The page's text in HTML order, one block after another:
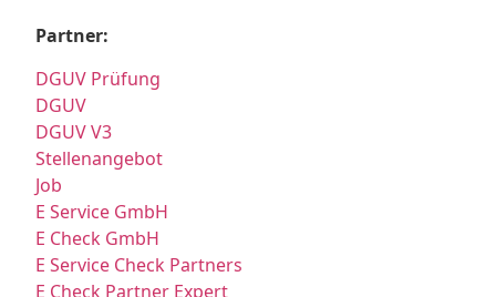
Partner:
DGUV Prüfung
DGUV
DGUV V3
Stellenangebot
Job
E Service GmbH
E Check GmbH
E Service Check Partners
E Check Partner Expert